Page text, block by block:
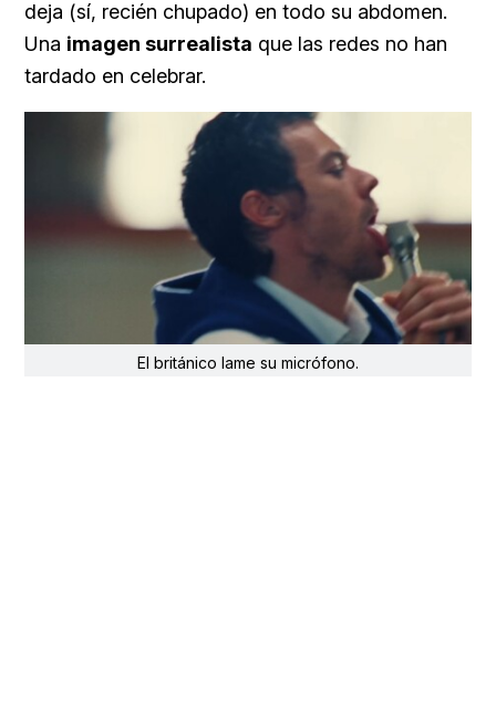
deja (sí, recién chupado) en todo su abdomen.
Una imagen surrealista que las redes no han
tardado en celebrar.
El británico lame su micrófono.